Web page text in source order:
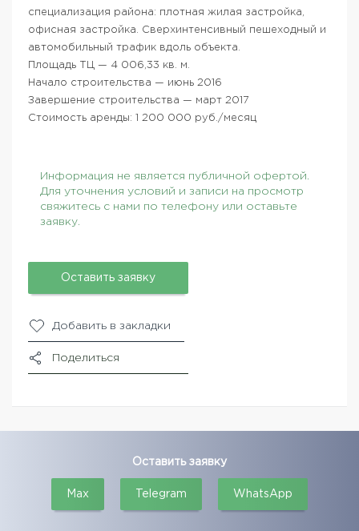
специализация района: плотная жилая застройка,
офисная застройка. Сверхинтенсивный пешеходный и
автомобильный трафик вдоль объекта.
Площадь ТЦ — 4 006,33 кв. м.
Начало строительства — июнь 2016
Завершение строительства — март 2017
Стоимость аренды: 1 200 000 руб./месяц
Информация не является публичной офертой.
Для уточнения условий и записи на просмотр
свяжитесь с нами по телефону или оставьте
заявку.
Оставить заявку
Добавить в закладки
Поделиться
Оставить заявку
Max Telegram WhatsApp